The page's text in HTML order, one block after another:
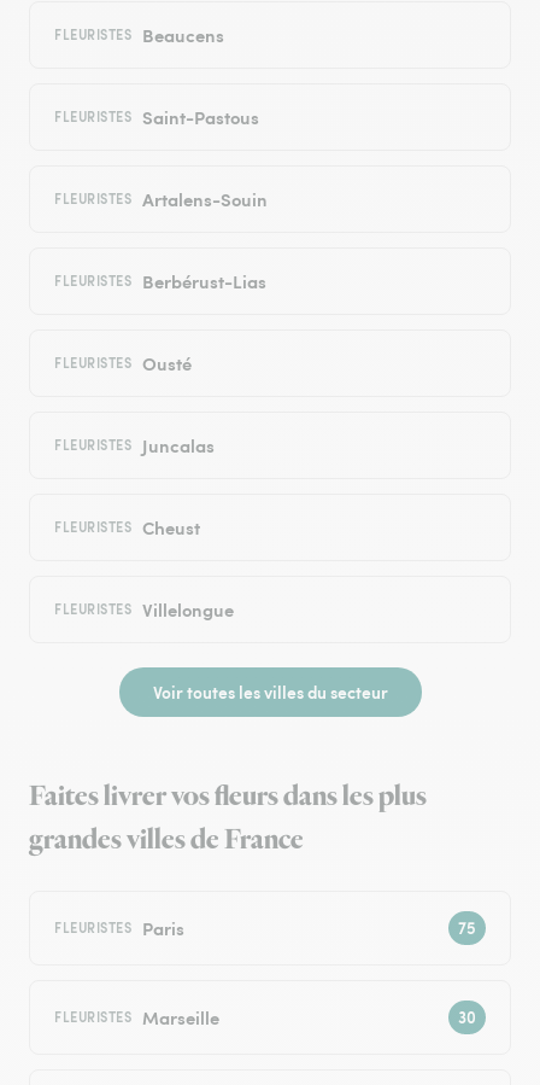
FLEURISTES Beaucens
FLEURISTES Saint-Pastous
FLEURISTES Artalens-Souin
FLEURISTES Berbérust-Lias
FLEURISTES Ousté
FLEURISTES Juncalas
FLEURISTES Cheust
FLEURISTES Villelongue
Voir toutes les villes du secteur
Faites livrer vos fleurs dans les plus
grandes villes de France
FLEURISTES Paris
FLEURISTES Marseille